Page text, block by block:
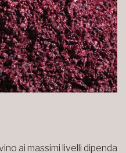
ai massimi livelli dipenda